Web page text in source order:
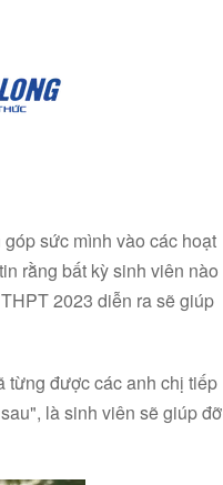
sức mình vào các hoạt
rằng bất kỳ sinh viên nào
2023 diễn ra sẽ giúp
từng được các anh chị tiếp
là sinh viên sẽ giúp đỡ